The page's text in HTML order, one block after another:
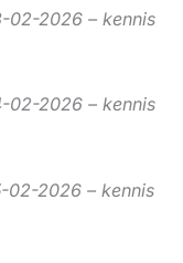
02-2026 – kennis
02-2026 – kennis
02-2026 – kennis